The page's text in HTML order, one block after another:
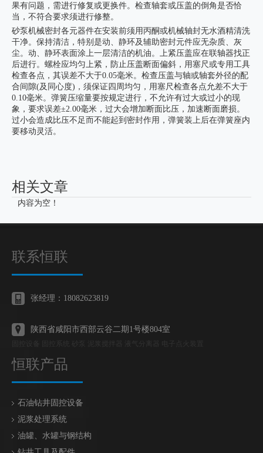
果有问题，需进行修复或更换件。检查轴套或压盖的倒角是否恰
当，不符合要求须进行修整。
砂泵机械密封各元器件在安装前须用丙酮或机械轴封无水酒精清洗
干净。保持清洁，特别是动、静环及辅助密封元件应无杂质、灰
尘。动、静环表面涂上一层清洁的机油。上紧压盖应在联轴器找正
后进行。螺栓应均匀上紧，防止压盖断面偏斜，用塞尺或专用工具
检查各点，其误差不大于0.05毫米。检查压盖与轴或轴套外径的配
合间隙(及同心度)，须保证四周均匀，用塞尺检查各点允差不大于
0.10毫米。弹簧压缩量要按规定进行，不允许有过大或过小的现
象，要求误差±2.00毫米，过大会增加断面比压，加速断面磨损。
过小会造成比压不足而不能起到密封作用，弹簧装上后在弹簧座内
要移动灵活。
相关文章
内容为空！
联系恒联
张经理：18082623819
陕西省咸阳市西部云谷二期1号楼804室
恒联产品
石油钻井固控设备
泥浆处理系统
油罐、水罐与钢结构